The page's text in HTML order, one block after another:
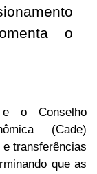
o
o Conselho
(Cade)
transferências
que as